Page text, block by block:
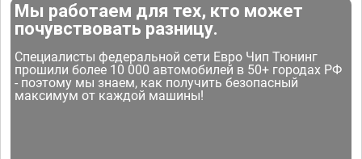
Мы работаем для тех, кто может
почувствовать разницу.
Специалисты федеральной сети Евро Чип Тюнинг
прошили более 10 000 автомобилей в 50+ городах РФ
- поэтому мы знаем, как получить безопасный
максимум от каждой машины!